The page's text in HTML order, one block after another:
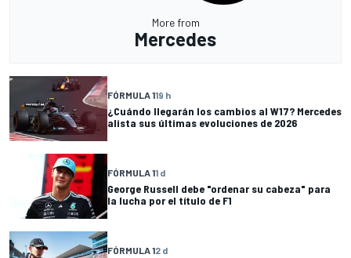
More from
Mercedes
FÓRMULA 119 h
¿Cuándo llegarán los cambios al W17? Mercedes
alista sus últimas evoluciones de 2026
FÓRMULA 11 d
George Russell debe "ordenar su cabeza" para
la lucha por el título de F1
FÓRMULA 12 d